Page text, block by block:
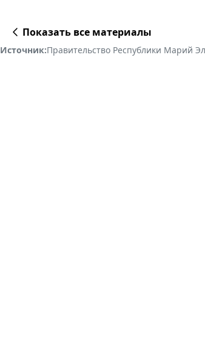
Показать все материалы
Источник:Правительство Республики Марий Эл